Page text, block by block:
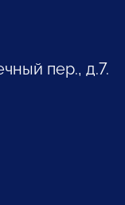
пер., д.7.